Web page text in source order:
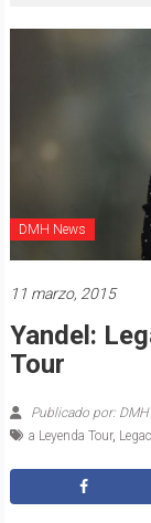
DMH News
11 marzo, 2015
Yandel:
Tour
Publicado por:
a Leyenda Tour,